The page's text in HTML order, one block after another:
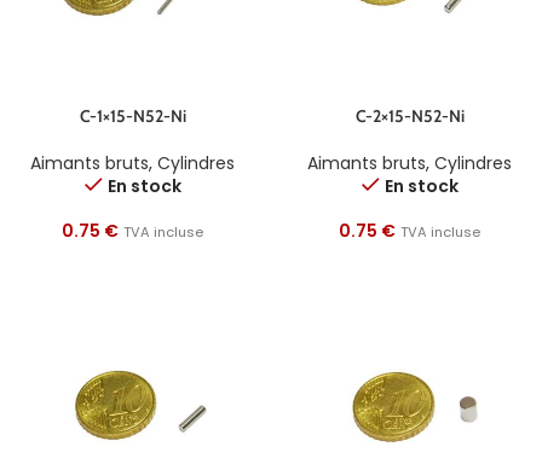
C-1×15-N52-Ni
Aimants bruts, Cylindres
En stock
0.75 € TVA incluse
C-2×15-N52-Ni
Aimants bruts, Cylindres
En stock
0.75 € TVA incluse